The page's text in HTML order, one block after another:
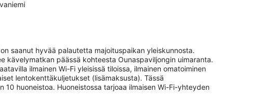
saanut hyvää palautetta majoituspaikan yleiskunnosta.
kävelymatkan päässä kohteesta Ounaspaviljongin uimaranta.
ilmainen Wi-Fi yleisissä tiloissa, ilmainen omatoiminen
lentokenttäkuljetukset (lisämaksusta). Tässä
10 huoneistoa. Huoneistossa tarjoaa ilmaisen Wi-Fi-yhteyden